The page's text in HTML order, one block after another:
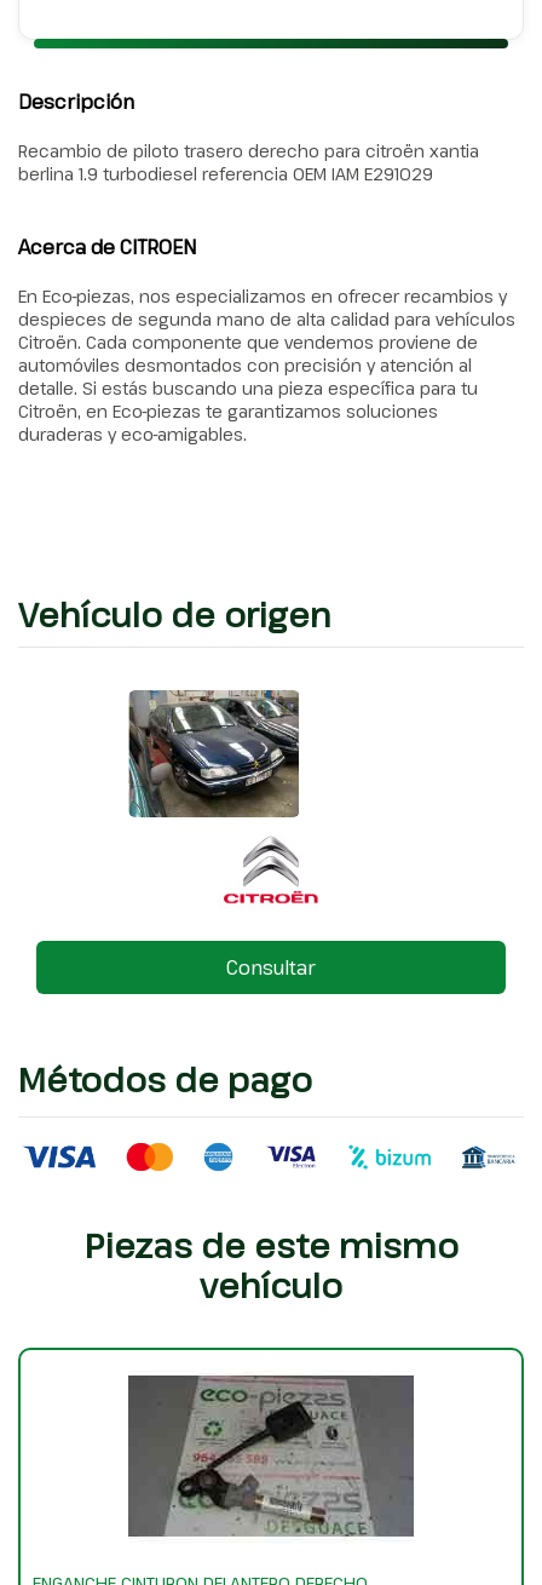
Descripción
Recambio de piloto trasero derecho para citroën xantia
berlina 1.9 turbodiesel referencia OEM IAM E291029
Acerca de CITROEN
En Eco-piezas, nos especializamos en ofrecer recambios y
despieces de segunda mano de alta calidad para vehículos
Citroën. Cada componente que vendemos proviene de
automóviles desmontados con precisión y atención al
detalle. Si estás buscando una pieza específica para tu
Citroën, en Eco-piezas te garantizamos soluciones
duraderas y eco-amigables.
Vehículo de origen
Consultar
Métodos de pago
Piezas de este mismo
vehículo